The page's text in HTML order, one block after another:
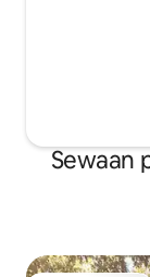
Sewaan